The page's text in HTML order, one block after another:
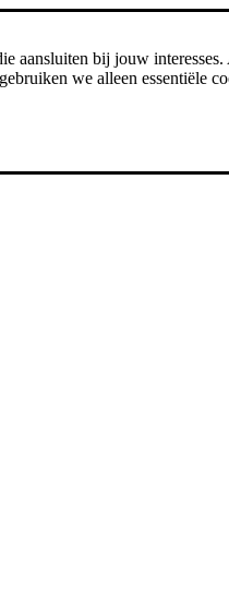
aansluiten bij jouw
we alleen essentiële